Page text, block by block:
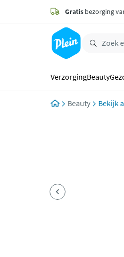
zoeken
hoofdinhoud
Gratis bezorging
VerzorgingBeauty
Beauty